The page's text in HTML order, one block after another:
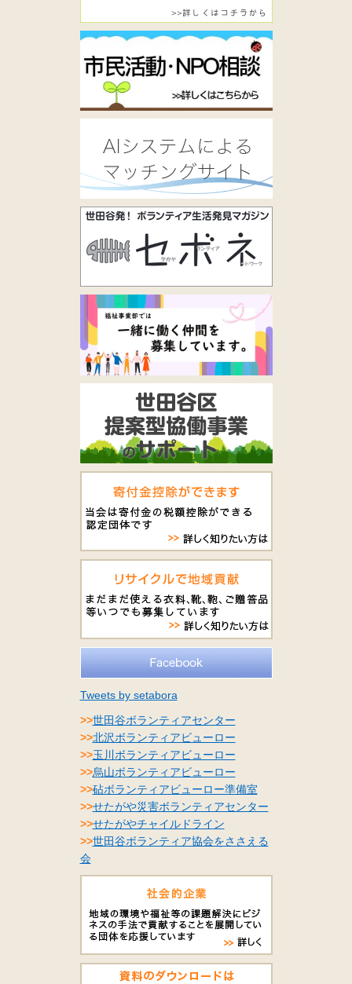
Tweets by setabora
>>世田谷ボランティアセンター
>>北沢ボランティアビューロー
>>玉川ボランティアビューロー
>>烏山ボランティアビューロー
>>砧ボランティアビューロー準備室
>>せたがや災害ボランティアセンター
>>せたがやチャイルドライン
>>世田谷ボランティア協会をささえる
会